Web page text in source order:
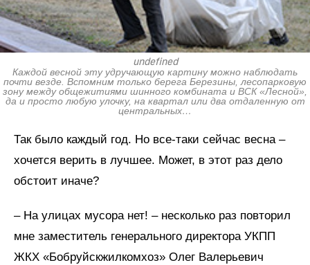
undefined
Каждой весной эту удручающую картину можно наблюдать
почти везде. Вспомним только берега Березины, лесопарковую
зону между общежитиями шинного комбината и ВСК «Лесной»,
да и просто любую улочку, на квартал или два отдаленную от
центральных…
Так было каждый год. Но все-таки сейчас весна –
хочется верить в лучшее. Может, в этот раз дело
обстоит иначе?
– На улицах мусора нет! – несколько раз повторил
мне заместитель генерального директора УКПП
ЖКХ «Бобруйскжилкомхоз» Олег Валерьевич